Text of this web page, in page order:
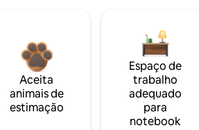
Aceita
animais de
estimação
Espaço de
trabalho
adequado
para
notebook